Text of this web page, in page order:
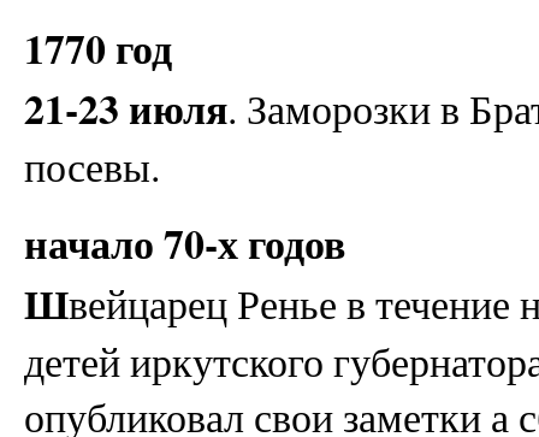
1770 год
21-23 июля. Заморозки в
посевы.
начало 70-х годов
Швейцарец Ренье в течение
детей иркутского
опубликовал свои заметки